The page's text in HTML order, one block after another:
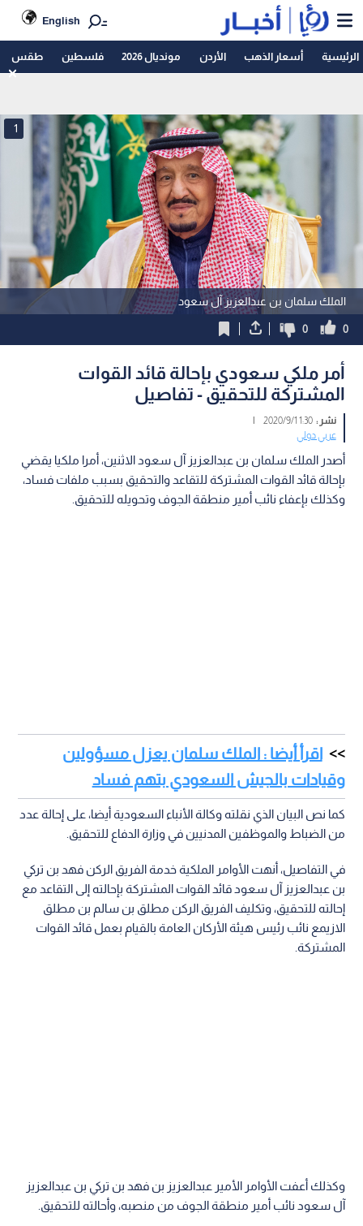
English
الرئيسية أسعار الذهب الأردن مونديال 2026 فلسطين طقس
الملك سلمان بن عبدالعزيز آل سعود
1
0
0
أمر ملكي سعودي بإحالة قائد القوات
المشتركة للتحقيق - تفاصيل
نشر :1:30 2020/9/1
|
عربي دولي
أصدر الملك سلمان بن عبدالعزيز آل سعود الاثنين، أمرا ملكيا يقضي
بإحالة قائد القوات المشتركة للتقاعد والتحقيق بسبب ملفات فساد،
وكذلك بإعفاء نائب أمير منطقة الجوف وتحويله للتحقيق.
اقرأ أيضا : الملك سلمان يعزل مسؤولين
وقيادات بالجيش السعودي بتهم فساد
كما نص البيان الذي نقلته وكالة الأنباء السعودية أيضا، على إحالة عدد
من الضباط والموظفين المدنيين في وزارة الدفاع للتحقيق.
في التفاصيل، أنهت الأوامر الملكية خدمة الفريق الركن فهد بن تركي
بن عبدالعزيز آل سعود قائد القوات المشتركة بإحالته إلى التقاعد مع
إحالته للتحقيق، وتكليف الفريق الركن مطلق بن سالم بن مطلق
الازيمع نائب رئيس هيئة الأركان العامة بالقيام بعمل قائد القوات
المشتركة.
وكذلك أعفت الأوامر الأمير عبدالعزيز بن فهد بن تركي بن عبدالعزيز
آل سعود نائب أمير منطقة الجوف من منصبه، وأحالته للتحقيق.